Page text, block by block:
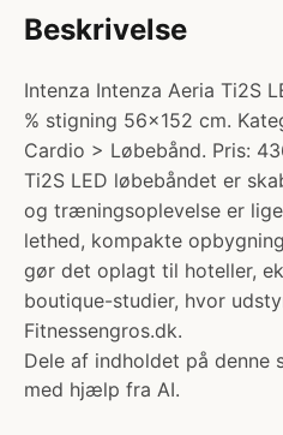
Beskrivelse
Intenza Intenza Aeria Ti2S
% stigning 56x152 cm.
Cardio > Løbebånd. Pris:
Ti2S LED løbebåndet er
og træningsoplevelse er
lethed, kompakte
gør det oplagt til hoteller,
boutique-studier, hvor
Fitnessengros.dk.
Dele af indholdet på denne
med hjælp fra AI.